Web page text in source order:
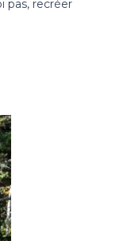
pas, recréer